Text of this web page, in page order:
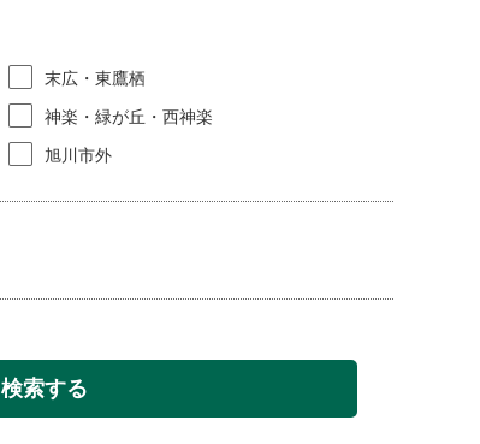
末広・東鷹栖
神楽・緑が丘・西神楽
旭川市外
検索する